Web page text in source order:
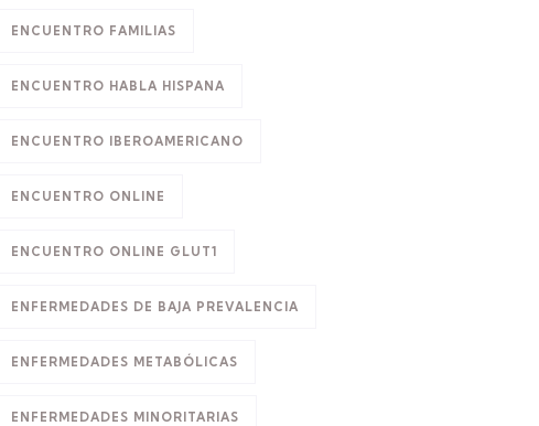
ENCUENTRO FAMILIAS
ENCUENTRO HABLA HISPANA
ENCUENTRO IBEROAMERICANO
ENCUENTRO ONLINE
ENCUENTRO ONLINE GLUT1
ENFERMEDADES DE BAJA PREVALENCIA
ENFERMEDADES METABÓLICAS
ENFERMEDADES MINORITARIAS